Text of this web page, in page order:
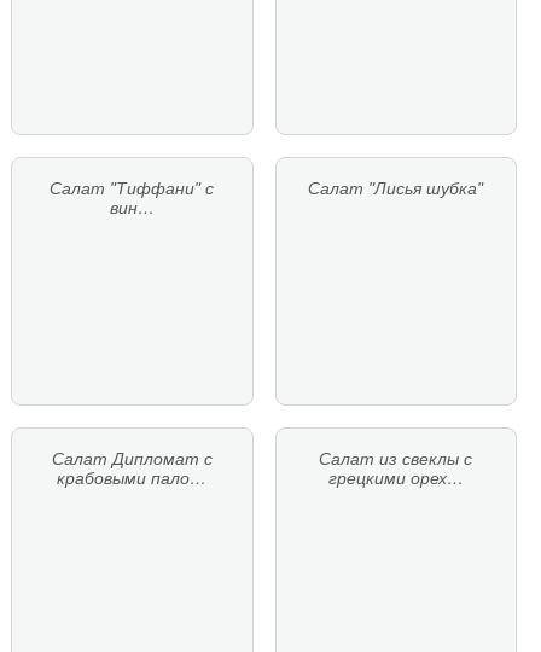
Салат "Тиффани" с
вин…
Салат "Лисья шубка"
Салат Дипломат с
крабовыми пало…
Салат из свеклы с
грецкими орех…